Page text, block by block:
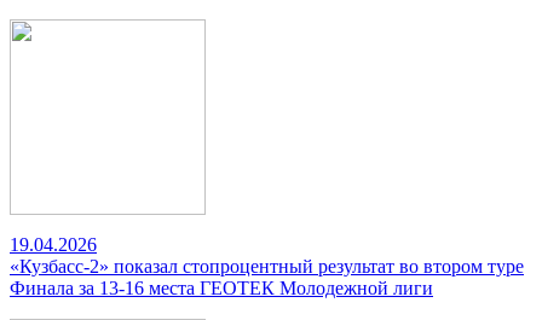
19.04.2026
«Кузбасс-2» показал стопроцентный результат во втором туре
Финала за 13-16 места ГЕОТЕК Молодежной лиги